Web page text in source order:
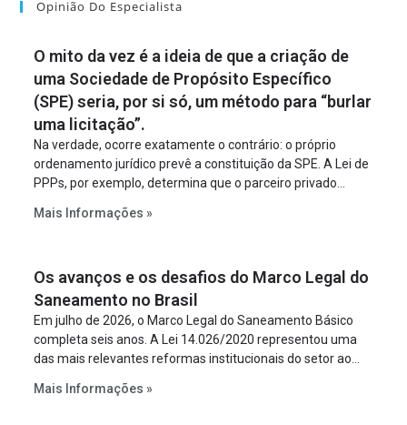
Opinião Do Especialista
O mito da vez é a ideia de que a criação de
uma Sociedade de Propósito Específico
(SPE) seria, por si só, um método para “burlar
uma licitação”.
Na verdade, ocorre exatamente o contrário: o próprio
ordenamento jurídico prevê a constituição da SPE. A Lei de
PPPs, por exemplo, determina que o parceiro privado
empreendimento. Ou seja, a suposta “fraude à licitação” é
projeto a projeto.
Mais Informações »
Os avanços e os desafios do Marco Legal do
Saneamento no Brasil
Em julho de 2026, o Marco Legal do Saneamento Básico
completa seis anos. A Lei 14.026/2020 representou uma
das mais relevantes reformas institucionais do setor ao
serviços, ampliar a participação da iniciativa privada,
Mais Informações »